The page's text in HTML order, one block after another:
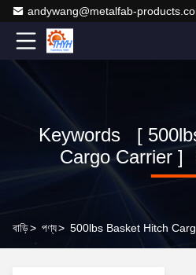
andywang@metalfab-
Keywords [
Cargo Carrier ]
বাড়ি> পণ্য>